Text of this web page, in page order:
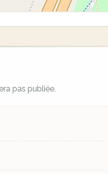
pas publiée.